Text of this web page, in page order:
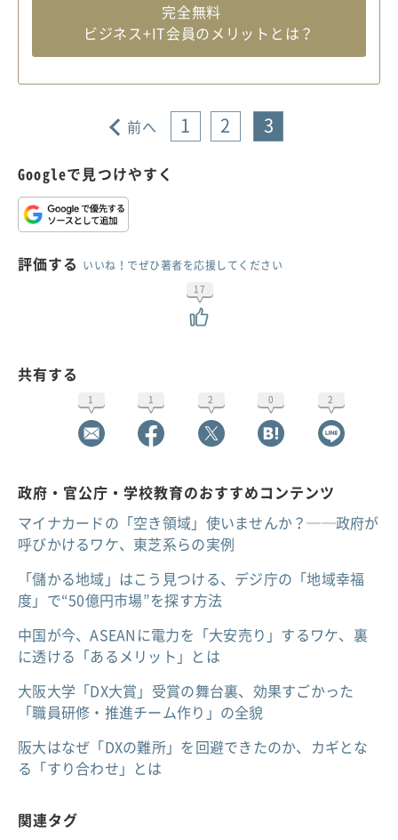
完全無料
ビジネス+IT会員のメリットとは？
前へ 1 2 3
Googleで見つけやすく
評価する いいね！でぜひ著者を応援してください
17
共有する
1 1 2 0 2
政府・官公庁・学校教育のおすすめコンテンツ
マイナカードの「空き領域」使いませんか？──政府が
呼びかけるワケ、東芝系らの実例
「儲かる地域」はこう見つける、デジ庁の「地域幸福
度」で“50億円市場”を探す方法
中国が今、ASEANに電力を「大安売り」するワケ、裏
に透ける「あるメリット」とは
大阪大学「DX大賞」受賞の舞台裏、効果すごかった
「職員研修・推進チーム作り」の全貌
阪大はなぜ「DXの難所」を回避できたのか、カギとな
る「すり合わせ」とは
関連タグ